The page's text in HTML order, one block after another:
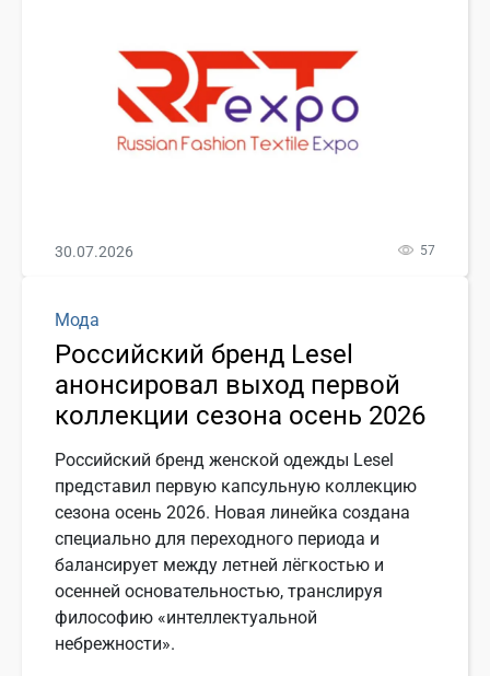
30.07.2026 57
Мода
Российский бренд Lesel
анонсировал выход первой
коллекции сезона осень 2026
Российский бренд женской одежды Lesel
представил первую капсульную коллекцию
сезона осень 2026. Новая линейка создана
специально для переходного периода и
балансирует между летней лёгкостью и
осенней основательностью, транслируя
философию «интеллектуальной
небрежности».